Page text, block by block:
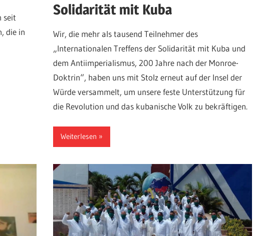
seit
die in
Solidarität mit Kuba
Wir, die mehr als tausend Teilnehmer des
„Internationalen Treffens der Solidarität mit Kuba und
dem Antiimperialismus, 200 Jahre nach der Monroe-
Doktrin“, haben uns mit Stolz erneut auf der Insel der
Würde versammelt, um unsere feste Unterstützung für
die Revolution und das kubanische Volk zu bekräftigen.
Weiterlesen